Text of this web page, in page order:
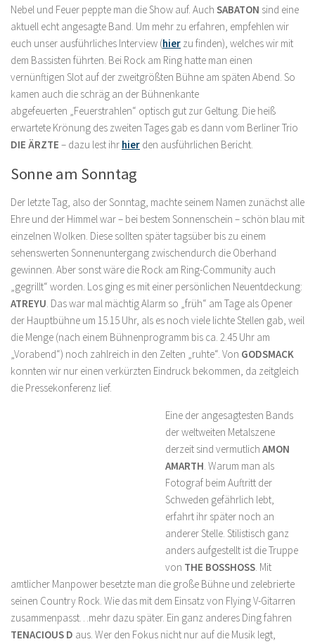
Nebel und Feuer peppte man die Show auf. Auch SABATON sind eine
aktuell echt angesagte Band. Um mehr zu erfahren, empfehlen wir
euch unser ausführliches Interview (hier zu finden), welches wir mit
dem Bassisten führten. Bei Rock am Ring hatte man einen
vernünftigen Slot auf der zweitgrößten Bühne am späten Abend. So
kamen auch die schräg an der Bühnenkante
abgefeuerten „Feuerstrahlen“ optisch gut zur Geltung. Die heiß
erwartete Krönung des zweiten Tages gab es dann vom Berliner Trio
DIE ÄRZTE – dazu lest ihr hier den ausführlichen Bericht.
Sonne am Sonntag
Der letzte Tag, also der Sonntag, machte seinem Namen zunächst alle
Ehre und der Himmel war – bei bestem Sonnenschein – schön blau mit
einzelnen Wolken. Diese sollten später tagsüber bis zu einem
sehenswerten Sonnenuntergang zwischendurch die Oberhand
gewinnen. Aber sonst wäre die Rock am Ring-Community auch
„gegrillt“ worden. Los ging es mit einer persönlichen Neuentdeckung:
ATREYU. Das war mal mächtig Alarm so „früh“ am Tage als Opener
der Hauptbühne um 15.15 Uhr, als es noch viele lichte Stellen gab, weil
die Menge (nach einem Bühnenprogramm bis ca. 2.45 Uhr am
„Vorabend“) noch zahlreich in den Zelten „ruhte“. Von GODSMACK
konnten wir nur einen verkürzten Eindruck bekommen, da zeitgleich
die Pressekonferenz lief.
Eine der angesagtesten Bands
der weltweiten Metalszene
derzeit sind vermutlich AMON
AMARTH. Warum man als
Fotograf beim Auftritt der
Schweden gefährlich lebt,
erfahrt ihr später noch an
anderer Stelle. Stilistisch ganz
anders aufgestellt ist die Truppe
von THE BOSSHOSS. Mit
amtlicher Manpower besetzte man die große Bühne und zelebrierte
seinen Country Rock. Wie das mit dem Einsatz von Flying V-Gitarren
zusammenpasst…mehr dazu später. Ein ganz anderes Ding fahren
TENACIOUS D aus. Wer den Fokus nicht nur auf die Musik legt,